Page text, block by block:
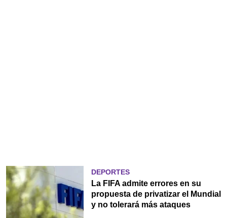
DEPORTES
La FIFA admite errores en su
propuesta de privatizar el Mundial
y no tolerará más ataques